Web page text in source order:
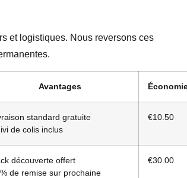
et logistiques. Nous reversons ces
Avantages
standard gratuite
de colis inclus
€10.50
découverte offert
de remise sur prochaine
€30.00